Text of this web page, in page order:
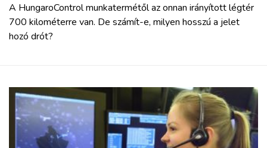
A HungaroControl munkatermétől az onnan irányított légtér
700 kilométerre van. De számít-e, milyen hosszú a jelet
hozó drót?